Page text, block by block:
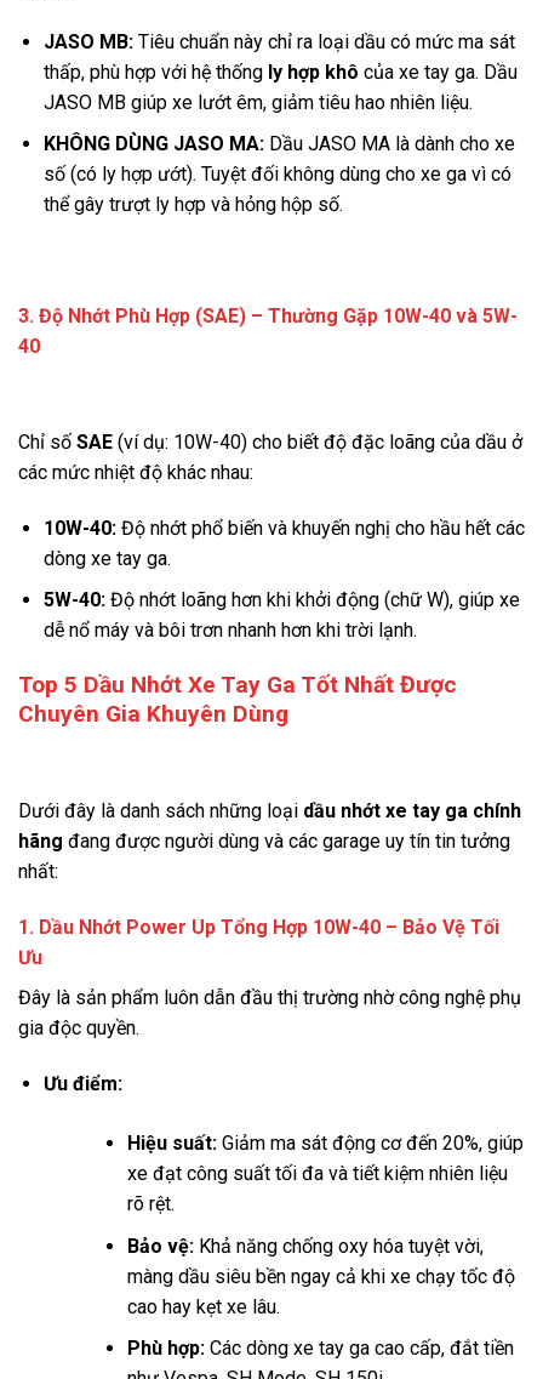
JASO MB:Tiêu chuẩn này chỉ ra loại dầu có mức ma sát
thấp, phù hợp với hệ thống ly hợp khô của xe tay ga. Dầu
JASO MB giúp xe lướt êm, giảm tiêu hao nhiên liệu.
KHÔNG DÙNG JASO MA:Dầu JASO MA là dành cho xe
số (có ly hợp ướt). Tuyệt đối không dùng cho xe ga vì có
thể gây trượt ly hợp và hỏng hộp số.
3. Độ Nhớt Phù Hợp (SAE) – Thường Gặp 10W-40 và 5W-
40
Chỉ số SAE (ví dụ: 10W-40) cho biết độ đặc loãng của dầu ở
các mức nhiệt độ khác nhau:
10W-40:Độ nhớt phổ biến và khuyến nghị cho hầu hết các
dòng xe tay ga.
5W-40:Độ nhớt loãng hơn khi khởi động (chữ W), giúp xe
dễ nổ máy và bôi trơn nhanh hơn khi trời lạnh.
Top 5 Dầu Nhớt Xe Tay Ga Tốt Nhất Được
Chuyên Gia Khuyên Dùng
Dưới đây là danh sách những loại dầu nhớt xe tay ga chính
hãng đang được người dùng và các garage uy tín tin tưởng
nhất:
1. Dầu Nhớt Power Up Tổng Hợp 10W-40 – Bảo Vệ Tối
Ưu
Đây là sản phẩm luôn dẫn đầu thị trường nhờ công nghệ phụ
gia độc quyền.
Ưu điểm:
Hiệu suất:Giảm ma sát động cơ đến 20%, giúp
xe đạt công suất tối đa và tiết kiệm nhiên liệu
rõ rệt.
Bảo vệ:Khả năng chống oxy hóa tuyệt vời,
màng dầu siêu bền ngay cả khi xe chạy tốc độ
cao hay kẹt xe lâu.
Phù hợp:Các dòng xe tay ga cao cấp, đắt tiền